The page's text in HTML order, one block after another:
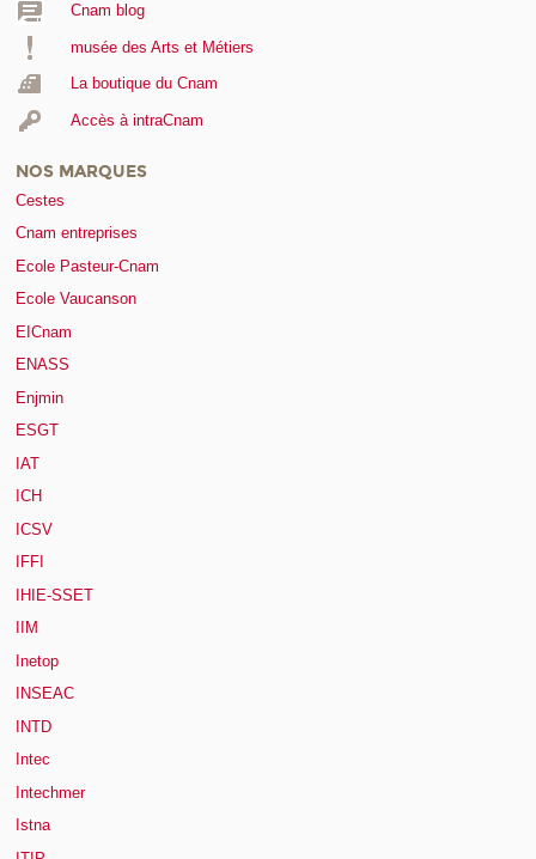
Cnam blog
musée des Arts et Métiers
La boutique du Cnam
Accès à intraCnam
NOS MARQUES
Cestes
Cnam entreprises
Ecole Pasteur-Cnam
Ecole Vaucanson
EICnam
ENASS
Enjmin
ESGT
IAT
ICH
ICSV
IFFI
IHIE-SSET
IIM
Inetop
INSEAC
INTD
Intec
Intechmer
Istna